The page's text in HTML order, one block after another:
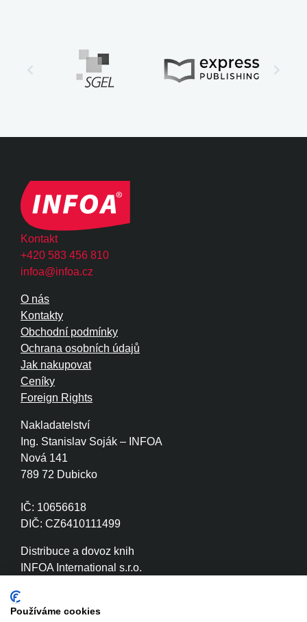
Kontakt
+420 583 456 810
infoa@infoa.cz
Nakladatelství
Ing. Stanislav Soják – INFOA
Nová 141
789 72 Dubicko
IČ: 10656618
DIČ: CZ6410111499
Distribuce a dovoz knih
INFOA International s.r.o.
O nás
Kontakty
Obchodní podmínky
Ochrana osobních údajů
Jak nakupovat
Ceníky
Foreign Rights
Používáme cookies